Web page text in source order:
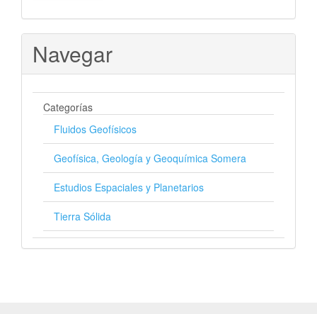
Navegar
Categorías
Fluidos Geofísicos
Geofísica, Geología y Geoquímica Somera
Estudios Espaciales y Planetarios
Tierra Sólida